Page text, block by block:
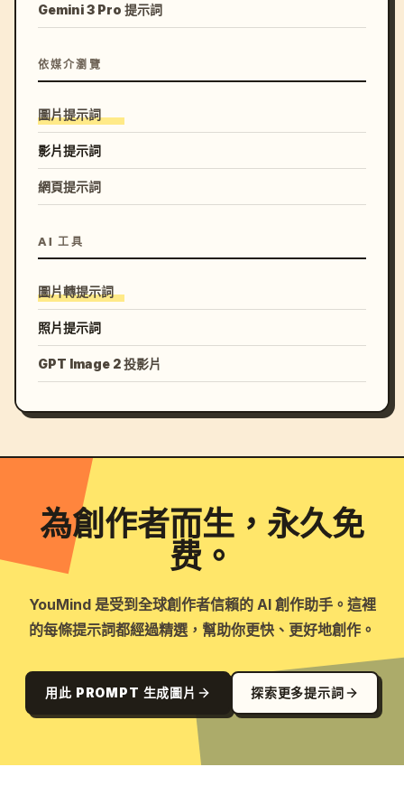
Gemini 3 Pro 提示詞
依媒介瀏覽
圖片提示詞
影片提示詞
網頁提示詞
AI 工具
圖片轉提示詞
照片提示詞
GPT Image 2 投影片
為創作者而生，永久免
费。
YouMind 是受到全球創作者信賴的 AI 創作助手。這裡
的每條提示詞都經過精選，幫助你更快、更好地創作。
用此 PROMPT 生成圖片 探索更多提示詞